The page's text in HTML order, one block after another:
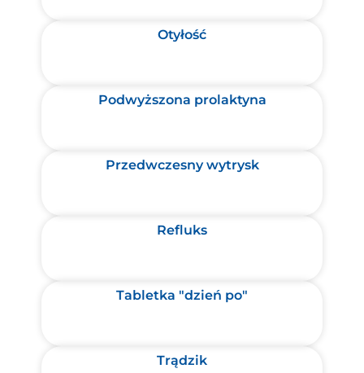
Otyłość
Podwyższona prolaktyna
Przedwczesny wytrysk
Refluks
Tabletka "dzień po"
Trądzik